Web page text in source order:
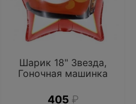
Шарик 18" Звезда,
Гоночная машинка
405 ₽